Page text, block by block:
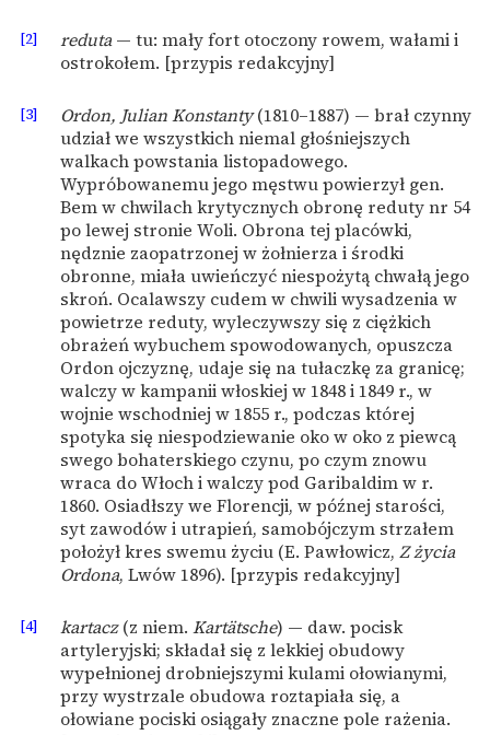
[2] reduta— tu: mały fort otoczony rowem, wałami i
ostrokołem. [przypis redakcyjny]
[3] Ordon, Julian Konstanty(1810–1887) — brał czynny
udział we wszystkich niemal głośniejszych
walkach powstania listopadowego.
Wypróbowanemu jego męstwu powierzył gen.
Bem w chwilach krytycznych obronę reduty nr 54
po lewej stronie Woli. Obrona tej placówki,
nędznie zaopatrzonej w żołnierza i środki
obronne, miała uwieńczyć niespożytą chwałą jego
skroń. Ocalawszy cudem w chwili wysadzenia w
powietrze reduty, wyleczywszy się z ciężkich
obrażeń wybuchem spowodowanych, opuszcza
Ordon ojczyznę, udaje się na tułaczkę za granicę;
walczy w kampanii włoskiej w 1848 i 1849 r., w
wojnie wschodniej w 1855 r., podczas której
spotyka się niespodziewanie oko w oko z piewcą
swego bohaterskiego czynu, po czym znowu
wraca do Włoch i walczy pod Garibaldim w r.
1860. Osiadłszy we Florencji, w późnej starości,
syt zawodów i utrapień, samobójczym strzałem
położył kres swemu życiu (E. Pawłowicz,Z życia
Ordona, Lwów 1896). [przypis redakcyjny]
[4] kartacz(z niem.Kartätsche) — daw. pocisk
artyleryjski; składał się z lekkiej obudowy
wypełnionej drobniejszymi kulami ołowianymi,
przy wystrzale obudowa roztapiała się, a
ołowiane pociski osiągały znaczne pole rażenia.